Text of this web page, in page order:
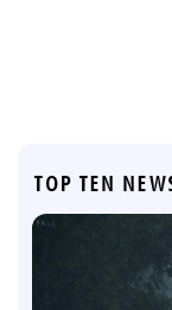
TOP TEN